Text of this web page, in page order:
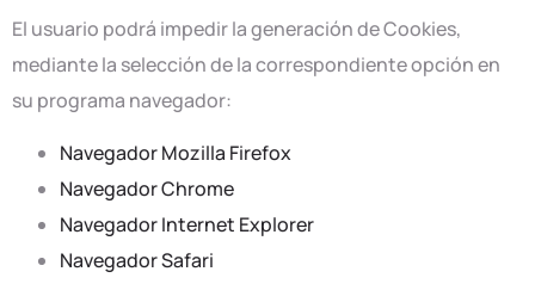
El usuario podrá impedir la generación de Cookies,
mediante la selección de la correspondiente opción en
su programa navegador:
Navegador Mozilla Firefox
Navegador Chrome
Navegador Internet Explorer
Navegador Safari